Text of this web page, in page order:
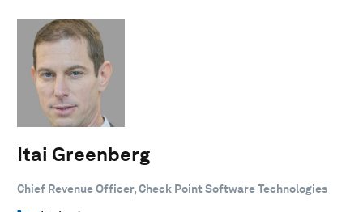
Itai Greenberg
Chief Revenue Officer, Check Point Software Technologies